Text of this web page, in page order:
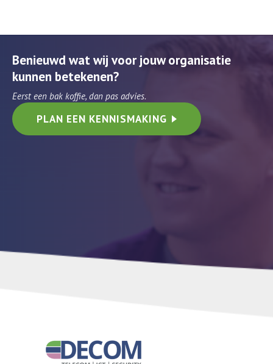
Benieuwd wat wij voor jouw organisatie
kunnen betekenen?
Eerst een bak koffie, dan pas advies.
PLAN EEN KENNISMAKING